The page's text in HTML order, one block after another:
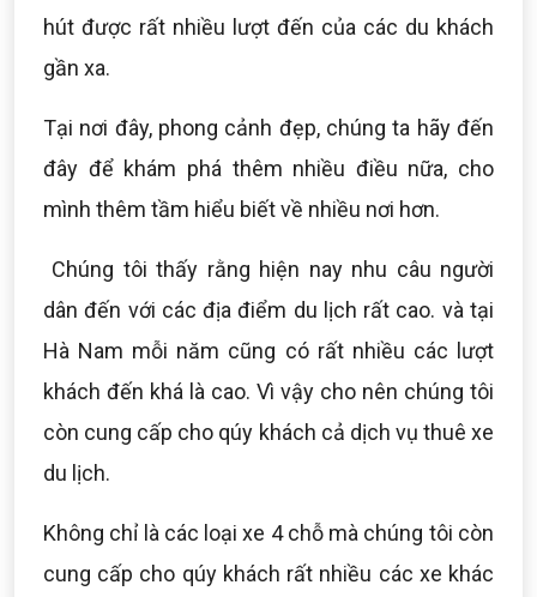
hút được rất nhiều lượt đến của các du khách
gần xa.
Tại nơi đây, phong cảnh đẹp, chúng ta hãy đến
đây để khám phá thêm nhiều điều nữa, cho
mình thêm tầm hiểu biết về nhiều nơi hơn.
Chúng tôi thấy rằng hiện nay nhu câu người
dân đến với các địa điểm du lịch rất cao. và tại
Hà Nam mỗi năm cũng có rất nhiều các lượt
khách đến khá là cao. Vì vậy cho nên chúng tôi
còn cung cấp cho qúy khách cả dịch vụ thuê xe
du lịch.
Không chỉ là các loại xe 4 chỗ mà chúng tôi còn
cung cấp cho qúy khách rất nhiều các xe khác